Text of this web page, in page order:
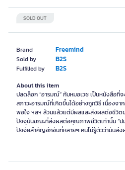
Brand Freemind
Sold by B2S
Fulfilled by B2S
SOLD OUT
About this item
ปลดล็อก “อารมณ์” กับหมอเวช เป็นหนังสือที่จ
สภาวะอารมณ์ที่เกิดขึ้นได้อย่างถูกวิธี เนื่องจา
พอใจ ฯลฯ ล้วนแล้วแต่มีผลและส่งผลต่อชีวิต
ปัจจุบันขณะที่ส่งผลต่อคุณภาพชีวิตเท่านั้น “ปม
ปัจจัยสำคัญอีกอันที่หลายๆ คนไม่รู้ตัวว่ามันส่